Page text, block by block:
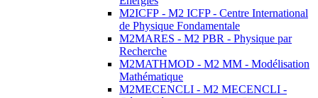
M2ICFP - M2 ICFP - Centre International
de Physique Fondamentale
M2MARES - M2 PBR - Physique par
Recherche
M2MATHMOD - M2 MM - Modélisation
Mathématique
M2MECENCLI - M2 MECENCLI -